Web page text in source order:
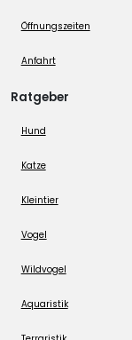
Öffnungszeiten
Anfahrt
Ratgeber
Hund
Katze
Kleintier
Vogel
Wildvogel
Aquaristik